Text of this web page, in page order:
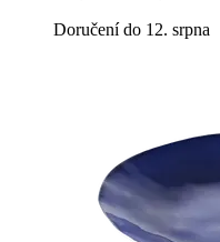
Doručení do 12. srpna